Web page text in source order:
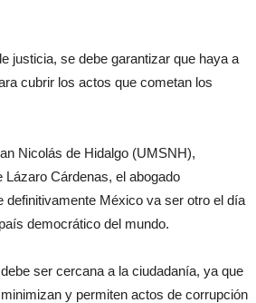
justicia, se debe garantizar que haya a
cubrir los actos que cometan los
Nicolás de Hidalgo (UMSNH),
Cárdenas, el abogado
definitivamente México va ser otro el día
democrático del mundo.
ser cercana a la ciudadanía, ya que
y permiten actos de corrupción